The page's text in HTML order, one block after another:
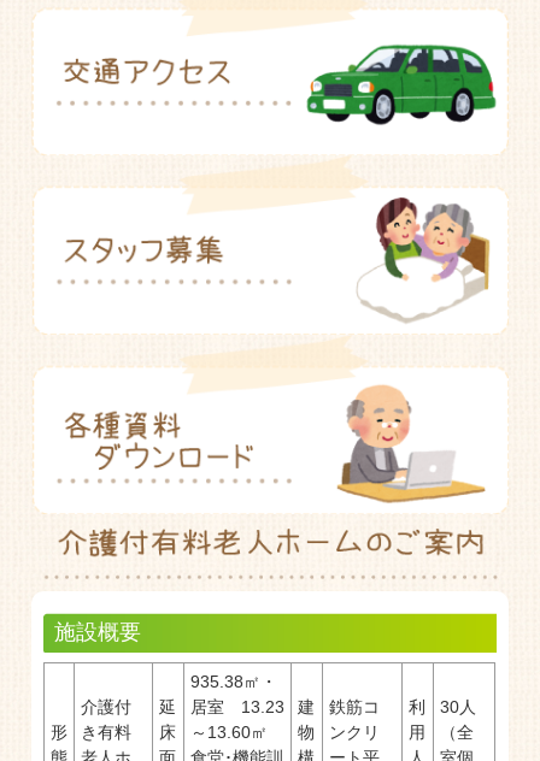
施設概要
形
態
介護付
き有料
老人ホ
延
床
面
935.38㎡・
居室 13.23
～13.60㎡
食堂･機能訓
建
物
構
鉄筋コ
ンクリ
ート平
利
用
人
30人
（全
室個